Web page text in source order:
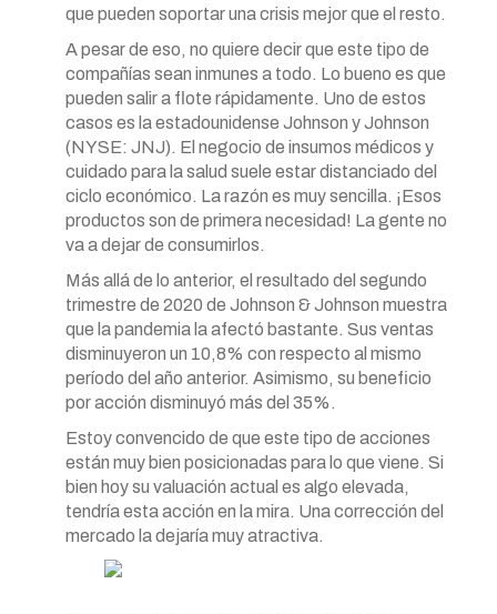
que pueden soportar una crisis mejor que el resto.
A pesar de eso, no quiere decir que este tipo de
compañías sean inmunes a todo. Lo bueno es que
pueden salir a flote rápidamente. Uno de estos
casos es la estadounidense Johnson y Johnson
(NYSE: JNJ). El negocio de insumos médicos y
cuidado para la salud suele estar distanciado del
ciclo económico. La razón es muy sencilla. ¡Esos
productos son de primera necesidad! La gente no
va a dejar de consumirlos.
Más allá de lo anterior, el resultado del segundo
trimestre de 2020 de Johnson & Johnson muestra
que la pandemia la afectó bastante. Sus ventas
disminuyeron un 10,8% con respecto al mismo
período del año anterior. Asimismo, su beneficio
por acción disminuyó más del 35%.
Estoy convencido de que este tipo de acciones
están muy bien posicionadas para lo que viene. Si
bien hoy su valuación actual es algo elevada,
tendría esta acción en la mira. Una corrección del
mercado la dejaría muy atractiva.